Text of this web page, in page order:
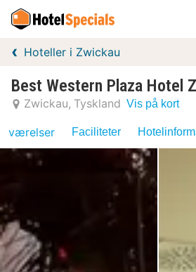
Hoteller i Zwickau
Best Western Plaza Hotel
Zwickau Tyskland Vis på kort
værelser Faciliteter